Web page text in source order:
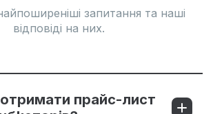
запитання та наші
відповіді на них.
прайс-лист